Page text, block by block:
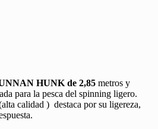
HUNK de 2,85 metros y
para la pesca del spinning ligero.
calidad ) destaca por su ligereza,